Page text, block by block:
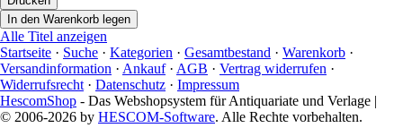
Alle Titel anzeigen
Startseite · Suche · Kategorien · Gesamtbestand · Warenkorb ·
Versandinformation · Ankauf· AGB · Vertrag widerrufen ·
Widerrufsrecht · Datenschutz · Impressum
HescomShop - Das Webshopsystem für Antiquariate und Verlage |
© 2006-2026 by HESCOM-Software. Alle Rechte vorbehalten.